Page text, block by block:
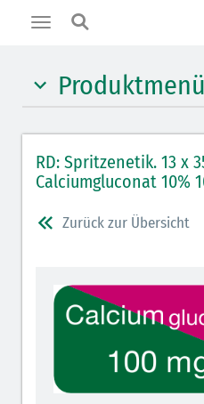
Toggle
Produktmenü
Benzodiazepine (orange)
Benzodiazepin-
Muskelrelaxantien (rot
Opiate/Opioide (hellblau)
Opioid-Antagonisten
Lokalanästhetika (grau)
RD: Spritzenetik. 13 x
Calciumgluconat 10%
Zurück zur Übersicht